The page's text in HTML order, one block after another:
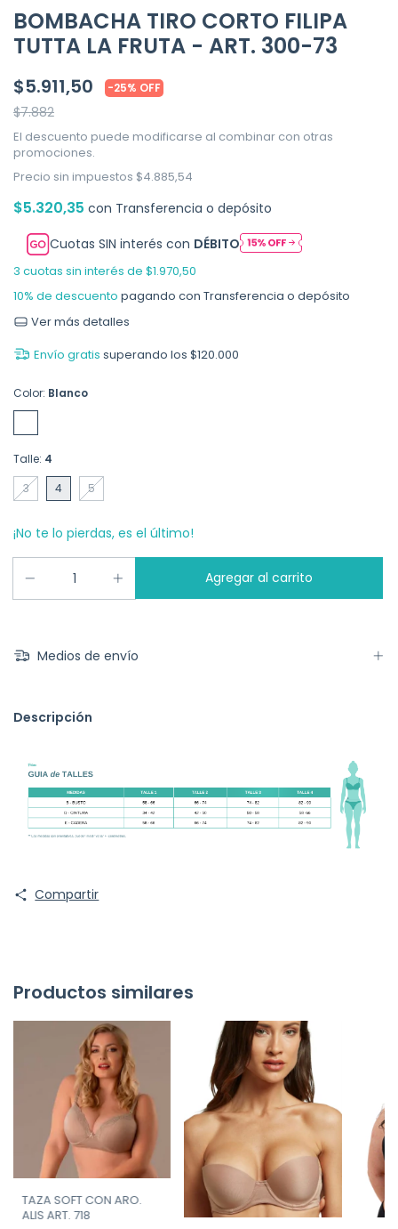
BOMBACHA TIRO CORTO FILIPA
TUTTA LA FRUTA - ART. 300-73
$5.911,50 -25% OFF
$7.882
El descuento puede modificarse al combinar con otras
promociones.
Precio sin impuestos $4.885,54
$5.320,35 con Transferencia o depósito
Cuotas SIN interés con DÉBITO
3 cuotas sin interés de $1.970,50
10% de descuento pagando con Transferencia o depósito
Ver más detalles
Envío gratis superando los $120.000
Color: Blanco
Talle: 4
3
4 5
¡No te lo pierdas, es el último!
Medios de envío
Descripción
Compartir
Productos similares
TAZA SOFT CON ARO.
ALIS ART. 718